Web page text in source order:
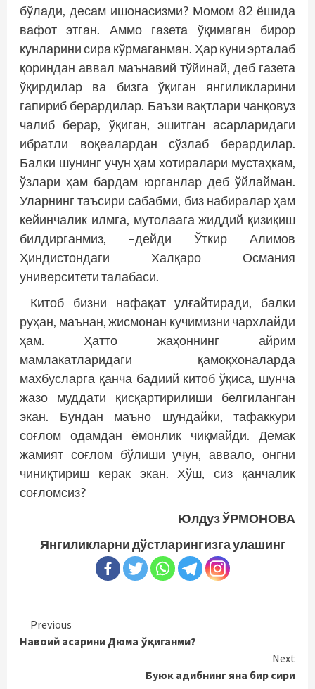
бўлади, десам ишонасизми? Момом 82 ёшида
вафот этган. Аммо газета ўқимаган бирор
кунларини сира кўрмаганман. Ҳар куни эрталаб
қориндан аввал маънавий тўйинай, деб газета
ўқирдилар ва бизга ўқиган янгиликларини
гапириб берардилар. Баъзи вақтлари чанқовуз
чалиб берар, ўқиган, эшитган асарларидаги
ибратли воқеалардан сўзлаб берардилар.
Балки шунинг учун ҳам хотиралари мустаҳкам,
ўзлари ҳам бардам юрганлар деб ўйлайман.
Уларнинг таъсири сабабми, биз набиралар ҳам
кейинчалик илмга, мутолаага жиддий қизиқиш
билдирганмиз, –дейди Ўткир Алимов
Ҳиндистондаги Халқаро Османия
университети талабаси.
Китоб бизни нафақат улғайтиради, балки
руҳан, маънан, жисмонан кучимизни чархлайди
ҳам. Ҳатто жаҳоннинг айрим
мамлакатларидаги қамоқхоналарда
махбусларга қанча бадиий китоб ўқиса, шунча
жазо муддати қисқартирилиши белгиланган
экан. Бундан маъно шундайки, тафаккури
соғлом одамдан ёмонлик чиқмайди. Демак
жамият соғлом бўлиши учун, аввало, онгни
чиниқтириш керак экан. Хўш, сиз қанчалик
соғломсиз?
Юлдуз ЎРМОНОВА
Янгиликларни дўстларингизга улашинг
Continue
Reading
Previous
Навоий асарини Дюма ўқиганми?
Next
Буюк адибнинг яна бир сири